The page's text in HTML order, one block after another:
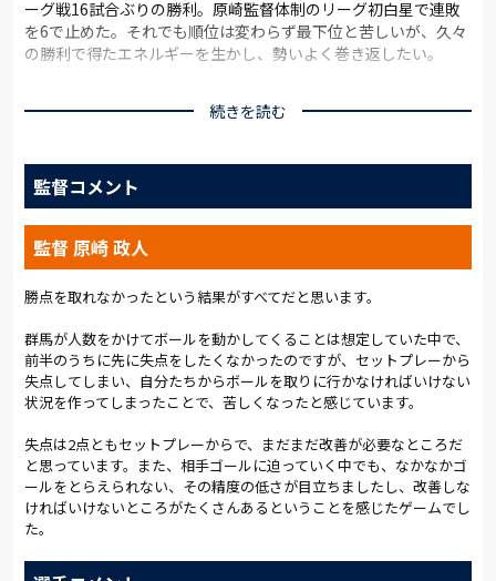
ーグ戦16試合ぶりの勝利。原崎監督体制のリーグ初白星で連敗
を6で止めた。それでも順位は変わらず最下位と苦しいが、久々
の勝利で得たエネルギーを生かし、勢いよく巻き返したい。
際に決勝点を奪ったアンジェロッティが先発。最終ラインでは、
貫が起用された。
試合の立ち上がり、じっくりとパスを回す群馬に押し込まれる
と、4分に際どいシュートを放たれ、いきなりピンチとなった。
連続攻撃を受けることはなく、大森や浦上がロングパスで相手
を押し返し、新里はショートパスの組み立てで全体の押し上げ
を促した。
しかし、全体的には群馬のペース。18分、相手FKからサイドチ
ェンジをされ、守備がずれたところにクロスを入れられると、
弾き返そうとしたがクリアが相手に当たり、相手の二次攻撃
へ。左から打たれたシュートのこぼれ球を押し込まれ、先制さ
22分にも相手のFKから強烈なシュートを打たれ、GK笠原のセー
ブで辛くも防いだ。時間が進むにつれ、相手のポゼッションに
動かされる時間が長くなった。岡庭は「相手のシャドーにプレ
スをかけようとしていたけど、思ったより(狙いが)ハマらなかっ
た」と唇をかんだ。両ウイングバックがワイドに張る相手をマ
続きを読む
監督コメント
監督 原崎 政人
勝点を取れなかったという結果がすべてだと思います。
群馬が人数をかけてボールを動かしてくることは想定していた中で、
前半のうちに先に失点をしたくなかったのですが、セットプレーから
失点してしまい、自分たちからボールを取りに行かなければいけない
状況を作ってしまったことで、苦しくなったと感じています。
失点は2点ともセットプレーからで、まだまだ改善が必要なところだ
と思っています。また、相手ゴールに迫っていく中でも、なかなかゴ
ールをとらえられない、その精度の低さが目立ちましたし、改善しな
ければいけないところがたくさんあるということを感じたゲームでし
た。